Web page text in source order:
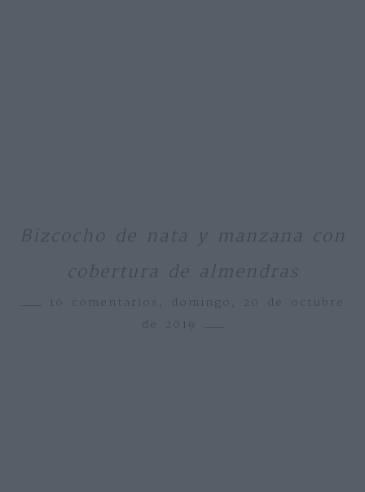
Bizcocho de nata y manzana con
cobertura de almendras
16 comentarios, domingo, 20 de octubre
de 2019